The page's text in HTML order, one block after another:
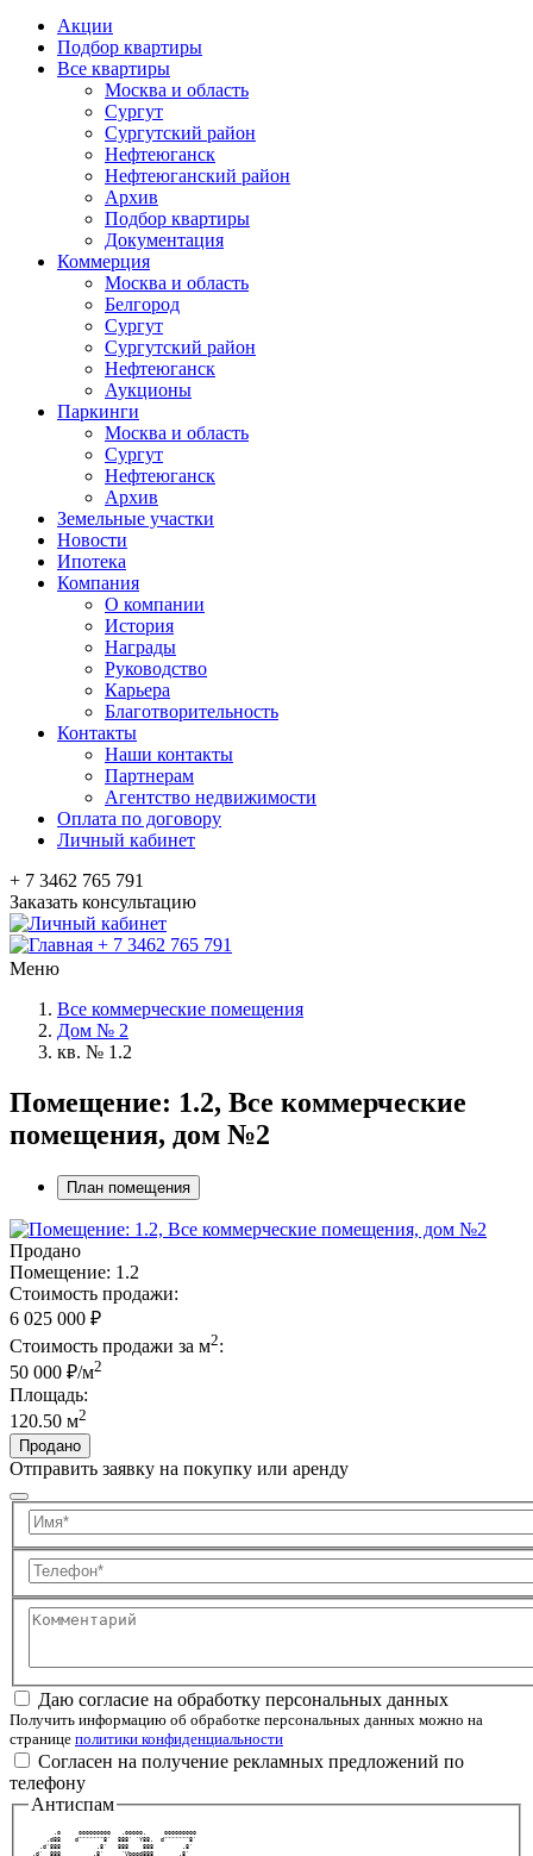
Основная
навигация
mob
Акции
Подбор квартиры
Все квартиры
Москва и область
Сургут
Сургутский район
Нефтеюганск
Нефтеюганский район
Архив
Подбор квартиры
Документация
Коммерция
Москва и область
Белгород
Сургут
Сургутский район
Нефтеюганск
Аукционы
Паркинги
Москва и область
Сургут
Нефтеюганск
Архив
Земельные участки
Новости
Ипотека
Компания
О компании
История
Награды
Руководство
Карьера
Благотворительность
Контакты
Наши контакты
Партнерам
Агентство недвижимости
Оплата по договору
Личный кабинет
+ 7 3462 765 791
Заказать консультацию
+ 7 3462 765 791
Меню
Все коммерческие помещения
Дом № 2
кв. № 1.2
Помещение: 1.2, Все коммерческие
помещения, дом №2
План помещения
Продано
Помещение: 1.2
Стоимость продажи:
6 025 000 ₽
Стоимость продажи за м2:
50 000 ₽/м2
Площадь:
120.50 м2
Продано
Отправить заявку на покупку или аренду
Имя
Телефон
Комментарий
Даю согласие на обработку персональных данных
Получить информацию об обработке персональных данных можно на
странице политики конфиденциальности
Согласен на получение рекламных предложений по
телефону
Антиспам
       .o     ooooooooo   .ooooo.     ooooooooo
     .d88    d"""""""8'  888' `Y88.  d"""""""8'
   .d'888          .8'   888    888        .8'
.d'  888         .8'     `Vbood888       .8'